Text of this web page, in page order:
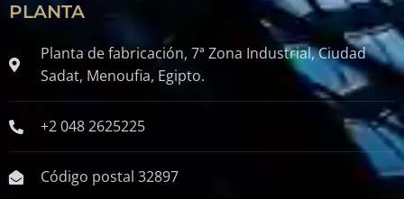
PLANTA
Planta de fabricación, 7ª Zona Industrial, Ciudad
Sadat, Menoufia, Egipto.
+2 048 2625225
Código postal 32897